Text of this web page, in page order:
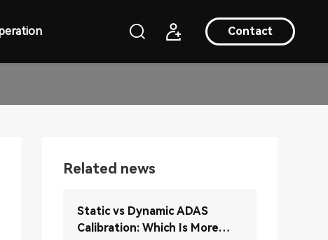
Contact
Related news
Static vs Dynamic ADAS
Calibration: Which Is More